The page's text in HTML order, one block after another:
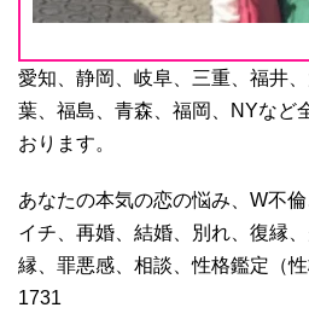
愛知、静岡、岐阜、三重、福井
葉、福島、青森、福岡、NYなど
おります。
あなたの本気の恋の悩み、W不
イチ、再婚、結婚、別れ、復縁
縁、罪悪感、相談、性格鑑定（性
1731